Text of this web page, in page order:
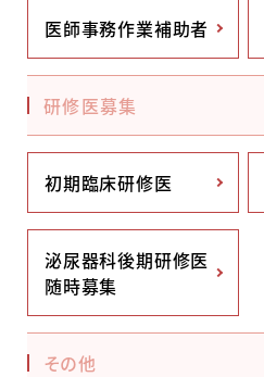
医師事務作業補助者
研修医募集
初期臨床研修医
泌尿器科後期研修医
随時募集
その他